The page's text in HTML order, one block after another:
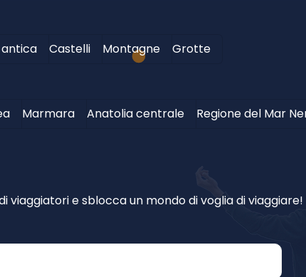
Castelli Montagne Grotte
Marmara Anatolia centrale Regione del Mar
viaggiatori e sblocca un mondo di voglia di